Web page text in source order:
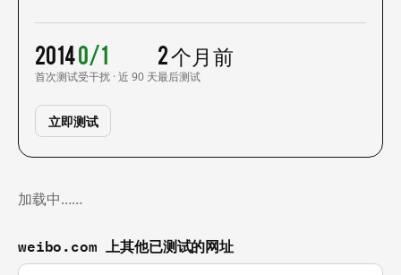
2014
首次测试
0/1
受干扰 · 近 90 天
2 个月前
最后测试
立即测试
加载中……
weibo.com 上其他已测试的网址